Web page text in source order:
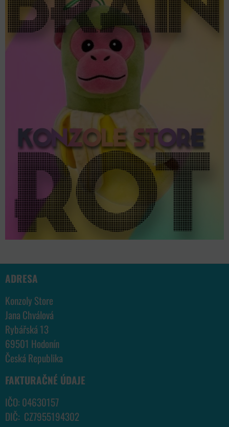
ADRESA
Konzoly Store
Jana Chválová
Rybářská 13
69501 Hodonín
Česká Republika
FAKTURAČNÉ ÚDAJE
IČO: 04630157
DIČ: CZ7955194302